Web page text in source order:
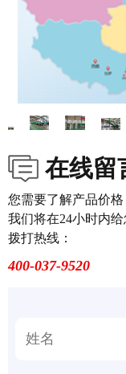
在线留
您需要了解产品价
我们将在24小时内
拨打热线：
400-037-9520